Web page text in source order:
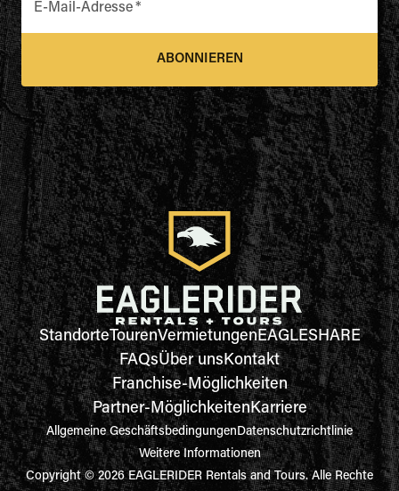
E-Mail-Adresse*
ABONNIEREN
StandorteTourenVermietungenEAGLESHARE
FAQsÜber unsKontakt
Franchise-Möglichkeiten
Partner-MöglichkeitenKarriere
Allgemeine GeschäftsbedingungenDatenschutzrichtlinie
Weitere Informationen
Copyright © 2026 EAGLERIDER Rentals and Tours. Alle Rechte